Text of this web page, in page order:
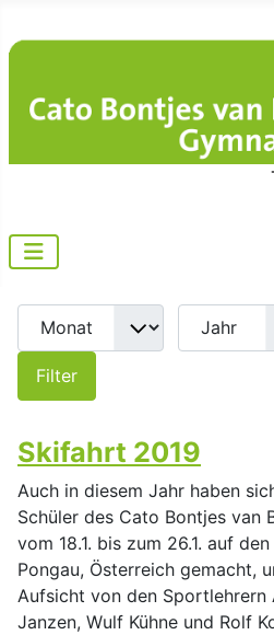
Filter
Skifahrt 2019
Auch in diesem Jahr haben
Schüler des Cato Bontjes van
vom 18.1. bis zum 26.1. auf
Pongau, Österreich gemacht,
Aufsicht von den Sportlehrern
Janzen, Wulf Kühne und Rolf